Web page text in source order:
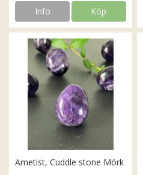
Info Köp
Ametist, Cuddle stone Mörk